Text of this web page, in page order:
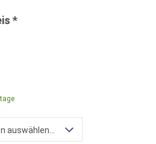
auswählen...